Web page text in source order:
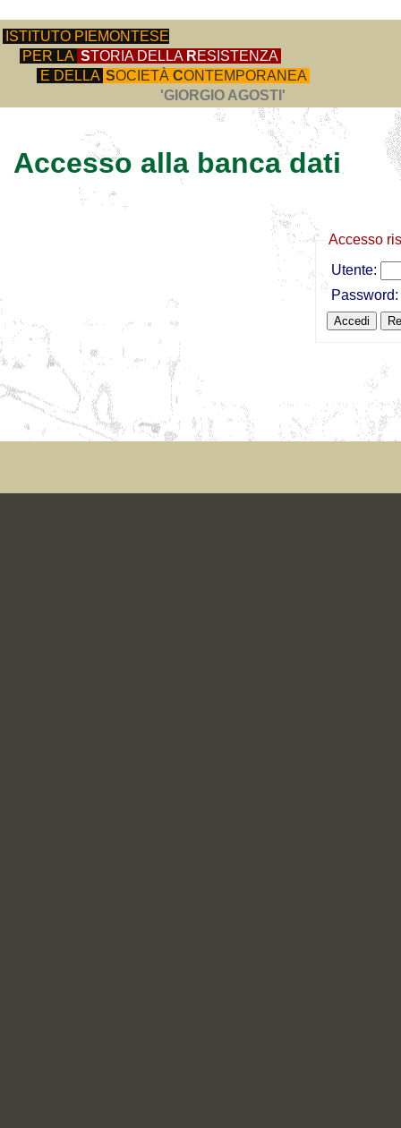
ISTITUTO PIEMONTESE
PER LA STORIA DELLA RESISTENZA
E DELLA SOCIETÀ CONTEMPORANEA
'GIORGIO AGOSTI'
Accesso alla banca dati
Accesso
Utente:
Password: